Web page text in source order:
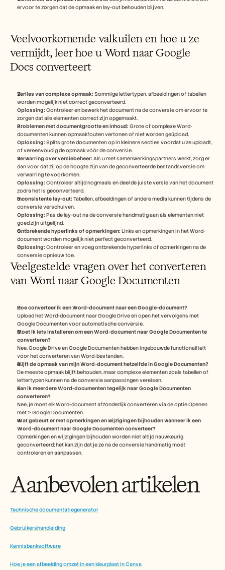
ervoor te zorgen dat de opmaak en lay-out behouden blijven.
Veelvoorkomende valkuilen en hoe u ze
vermijdt, leer hoe u Word naar Google
Docs converteert
Verlies van complexe opmaak: Sommige lettertypen, afbeeldingen of tabellen
worden mogelijk niet correct geconverteerd.
Oplossing: Controleer en bewerk het document na de conversie om ervoor te
zorgen dat alle elementen correct zijn opgemaakt.
Problemen met documentgrootte en inhoud: Grote of complexe Word-
documenten kunnen opmaakfouten vertonen of niet worden geüpload.
Oplossing: Splits grote documenten op in kleinere secties voordat u ze uploadt,
of vereenvoudig de opmaak vóór de conversie.
Verwarring over versiebeheer: Als u met samenwerkingspartners werkt, zorg er
dan voor dat zij op de hoogte zijn van de geconverteerde bestandsversie om
verwarring te voorkomen.
Oplossing: Controleer altijd nogmaals en deel de juiste versie van het document
zodra het is geconverteerd.
Inconsistente lay-out: Tabellen, afbeeldingen of andere media kunnen tijdens de
conversie verschuiven.
Oplossing: Pas de lay-out na de conversie handmatig aan als elementen niet
goed zijn uitgelijnd.
Ontbrekende hyperlinks of opmerkingen: Links en opmerkingen in het Word-
document worden mogelijk niet perfect geconverteerd.
Oplossing: Controleer en voeg ontbrekende hyperlinks of opmerkingen na de
conversie opnieuw toe.
Veelgestelde vragen over het converteren
van Word naar Google Documenten
Hoe converteer ik een Word-document naar een Google-document?
Upload het Word-document naar Google Drive en open het vervolgens met
Google Documenten voor automatische conversie.
Moet ik iets installeren om een Word-document naar Google Documenten te
converteren?
Nee, Google Drive en Google Documenten hebben ingebouwde functionaliteit
voor het converteren van Word-bestanden.
Blijft de opmaak van mijn Word-document hetzelfde in Google Documenten?
De meeste opmaak blijft behouden, maar complexe elementen zoals tabellen of
lettertypen kunnen na de conversie aanpassingen vereisen.
Kan ik meerdere Word-documenten tegelijk naar Google Documenten
converteren?
Nee, je moet elk Word-document afzonderlijk converteren via de optie Openen
met > Google Documenten.
Wat gebeurt er met opmerkingen en wijzigingen bijhouden wanneer ik een
Word-document naar Google Documenten converteer?
Opmerkingen en wijzigingen bijhouden worden niet altijd nauwkeurig
geconverteerd; het kan zijn dat je ze na de conversie handmatig moet
controleren en aanpassen.
Aanbevolen artikelen
Technische documentatiegenerator
Gebruikershandleiding
Kennisbanksoftware
Hoe je een afbeelding omzet in een kleurplaat in Canva